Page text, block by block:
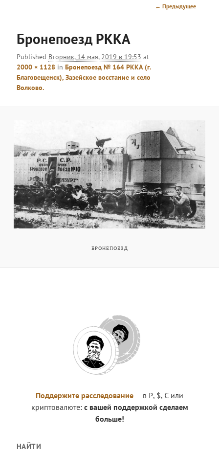
Навигация
← Предыдущее
Бронепоезд РККА
Published Вторник, 14 мая, 2019 в 19:53 at
2000 × 1128 inБронепоезд № 164 РККА (г.
Благовещенск), Зазейское восстание и село
Волково.
БРОНЕПОЕЗД
Поддержите расследование — в ₽, $, € или
криптовалюте: с вашей поддержкой сделаем
больше!
НАЙТИ